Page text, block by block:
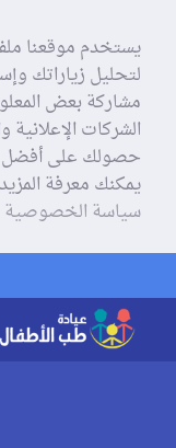
يستخدم موقعنا
لتحليل زياراتك
الشركات
حصولك على أفضل
يمكنك معرفة
سياسة الخصوصية